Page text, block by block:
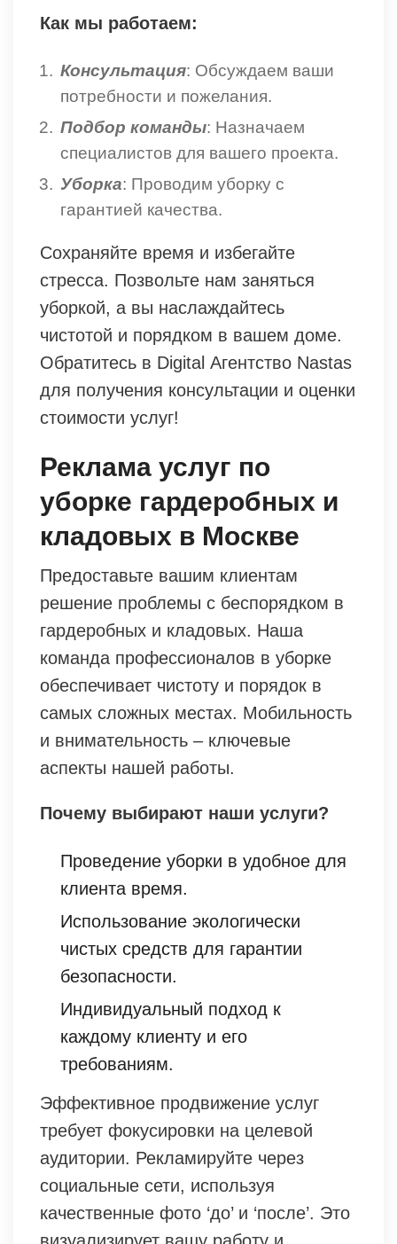
Как мы работаем:
Консультация: Обсуждаем ваши
потребности и пожелания.
Подбор команды: Назначаем
специалистов для вашего проекта.
Уборка: Проводим уборку с
гарантией качества.
Сохраняйте время и избегайте
стресса. Позвольте нам заняться
уборкой, а вы наслаждайтесь
чистотой и порядком в вашем доме.
Обратитесь в Digital Агентство Nastas
для получения консультации и оценки
стоимости услуг!
Реклама услуг по
уборке гардеробных и
кладовых в Москве
Предоставьте вашим клиентам
решение проблемы с беспорядком в
гардеробных и кладовых. Наша
команда профессионалов в уборке
обеспечивает чистоту и порядок в
самых сложных местах. Мобильность
и внимательность – ключевые
аспекты нашей работы.
Почему выбирают наши услуги?
Проведение уборки в удобное для
клиента время.
Использование экологически
чистых средств для гарантии
безопасности.
Индивидуальный подход к
каждому клиенту и его
требованиям.
Эффективное продвижение услуг
требует фокусировки на целевой
аудитории. Рекламируйте через
социальные сети, используя
качественные фото ‘до’ и ‘после’. Это